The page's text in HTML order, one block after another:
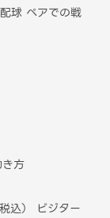
球 ペアでの戦
方
込） ビジター